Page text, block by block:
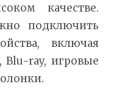
качестве.
подключить
включая
Blu-ray, игровые